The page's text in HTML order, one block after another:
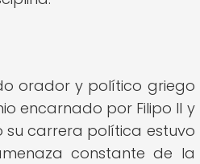
orador y político griego
encarnado por Filipo II y
su carrera política estuvo
constante de la